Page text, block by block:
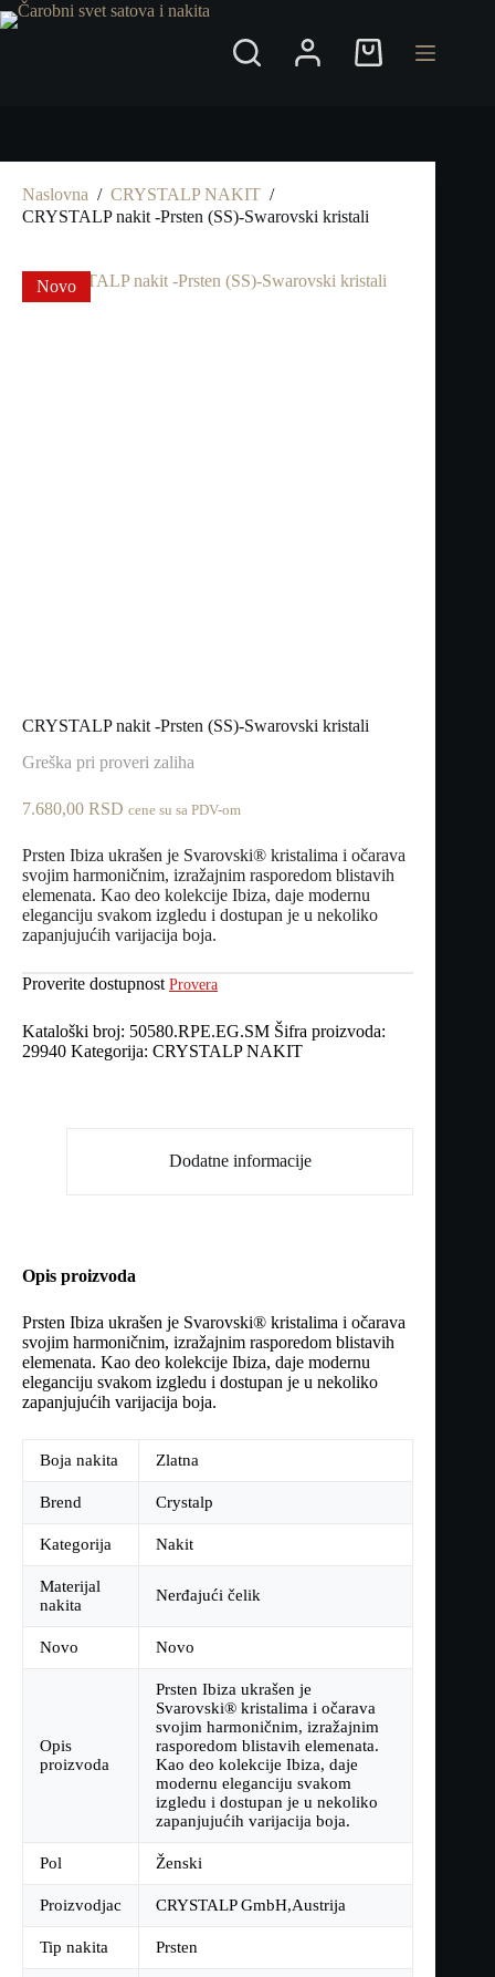
Preskoči
na
Shopping
Naslovna / CRYSTALP NAKIT /
CRYSTALP nakit -Prsten (SS)-Swarovski kristali
Novo
CRYSTALP nakit -Prsten (SS)-Swarovski kristali
Greška pri proveri zaliha
7.680,00 RSD cene su sa PDV-om
Prsten Ibiza ukrašen je Svarovski® kristalima i očarava
svojim harmoničnim, izražajnim rasporedom blistavih
elemenata. Kao deo kolekcije Ibiza, daje modernu
eleganciju svakom izgledu i dostupan je u nekoliko
zapanjujućih varijacija boja.
Proverite dostupnost Provera
Kataloški broj: 50580.RPE.EG.SM Šifra proizvoda:
29940 Kategorija: CRYSTALP NAKIT
Dodatne informacije
Opis proizvoda
Prsten Ibiza ukrašen je Svarovski® kristalima i očarava
svojim harmoničnim, izražajnim rasporedom blistavih
elemenata. Kao deo kolekcije Ibiza, daje modernu
eleganciju svakom izgledu i dostupan je u nekoliko
zapanjujućih varijacija boja.
Boja nakita Zlatna
Brend Crystalp
Kategorija Nakit
Materijal
nakita
Nerđajući čelik
Novo Novo
Opis
proizvoda
Prsten Ibiza ukrašen je
Svarovski® kristalima i očarava
svojim harmoničnim, izražajnim
rasporedom blistavih elemenata.
Kao deo kolekcije Ibiza, daje
modernu eleganciju svakom
izgledu i dostupan je u nekoliko
zapanjujućih varijacija boja.
Pol Ženski
Proizvodjac CRYSTALP GmbH,Austrija
Tip nakita Prsten